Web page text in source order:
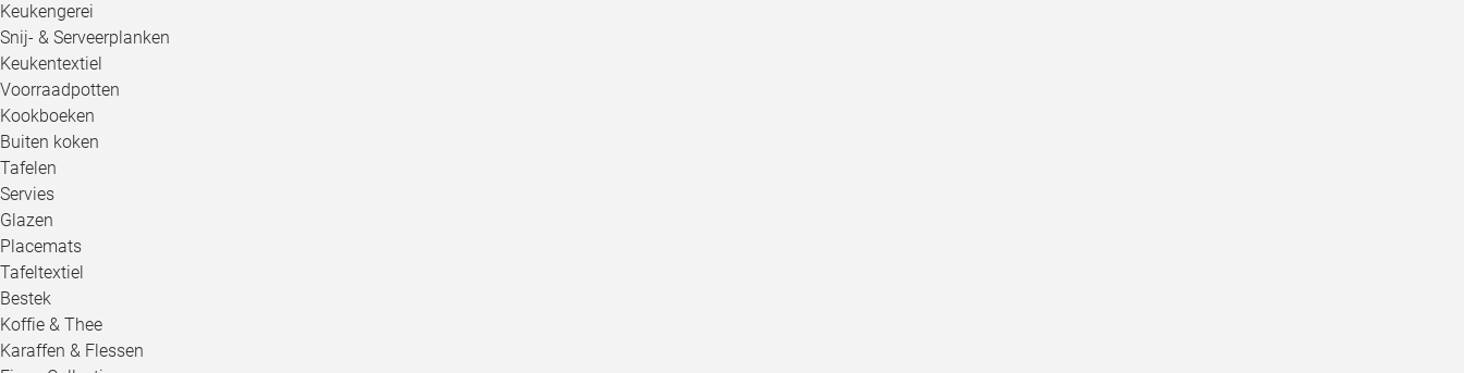
Keukengerei
Snij- & Serveerplanken
Keukentextiel
Voorraadpotten
Kookboeken
Buiten koken
Tafelen
Servies
Glazen
Placemats
Tafeltextiel
Bestek
Koffie & Thee
Karaffen & Flessen